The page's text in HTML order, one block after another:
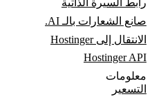
رابط السيرة الذاتية
صانع الشعارات بالـ AI.
الانتقال إلى Hostinger
Hostinger API
معلومات
التسعير